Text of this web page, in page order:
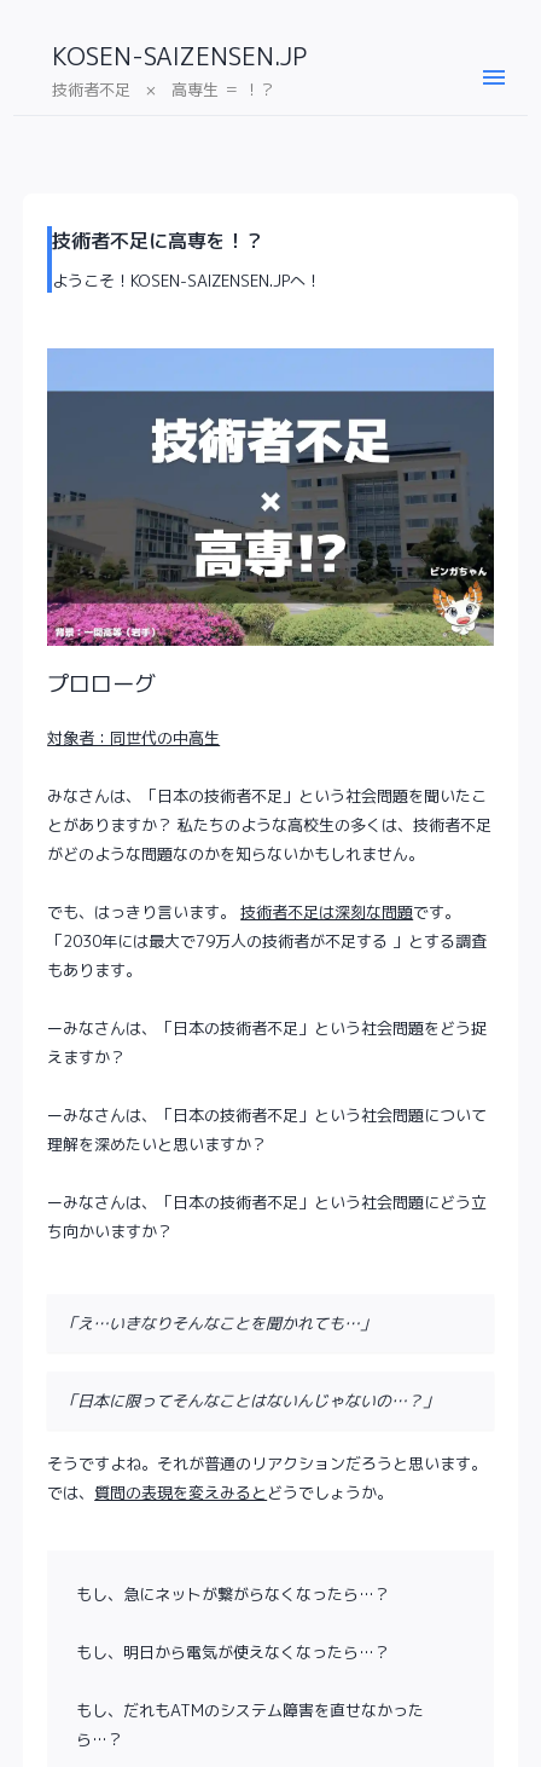
KOSEN-SAIZENSEN.JP
技術者不足 × 高専生 ＝ ！？ menu
技術者不足に高専を！？
ようこそ！KOSEN-SAIZENSEN.JPへ！
プロローグ
対象者：同世代の中高生
みなさんは、「日本の技術者不足」という社会問題を聞いたこ
とがありますか？ 私たちのような高校生の多くは、技術者不足
がどのような問題なのかを知らないかもしれません。
でも、はっきり言います。技術者不足は深刻な問題です。
「2030年には最大で79万人の技術者が不足する 」とする調査
もあります。
ーみなさんは、「日本の技術者不足」という社会問題をどう捉
えますか？
ーみなさんは、「日本の技術者不足」という社会問題について
理解を深めたいと思いますか？
ーみなさんは、「日本の技術者不足」という社会問題にどう立
ち向かいますか？
「え…いきなりそんなことを聞かれても…」
「日本に限ってそんなことはないんじゃないの…？」
そうですよね。それが普通のリアクションだろうと思います。
では、 質問の表現を変えみると どうでしょうか。
もし、急にネットが繋がらなくなったら…？
もし、明日から電気が使えなくなったら…？
もし、だれもATMのシステム障害を直せなかった
ら…？